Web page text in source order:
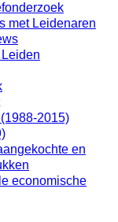
met Leidenaren
2015)
en
economische